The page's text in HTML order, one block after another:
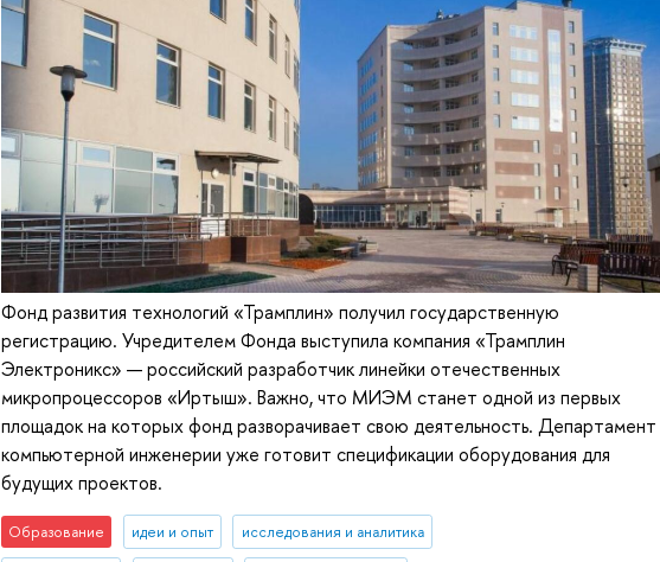
Фонд развития технологий «Трамплин» получил государственную
регистрацию. Учредителем Фонда выступила компания «Трамплин
Электроникс» — российский разработчик линейки отечественных
микропроцессоров «Иртыш». Важно, что МИЭМ станет одной из первых
площадок на которых фонд разворачивает свою деятельность. Департамент
компьютерной инженерии уже готовит спецификации оборудования для
будущих проектов.
Образование идеи и опыт исследования и аналитика